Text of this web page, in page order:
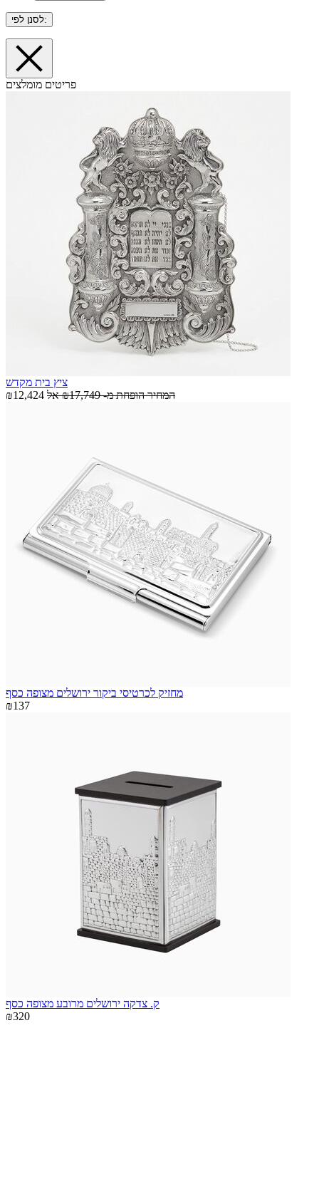
לסנן לפי:
פריטים מומלצים
ציץ בית מקדש
₪12,424
המחיר הופחת מ-₪17,749 אל
מחזיק לכרטיסי ביקור ירושלים מצופה כסף
₪137
ק. צדקה ירושלים מרובע מצופה כסף
₪320